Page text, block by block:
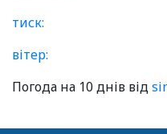
тиск:
вітер:
Погода на 10 днів від